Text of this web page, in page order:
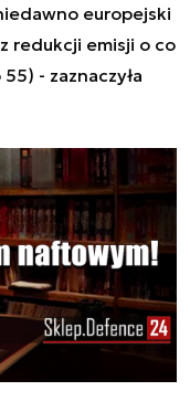
europejski
redukcji emisji o co
- zaznaczyła